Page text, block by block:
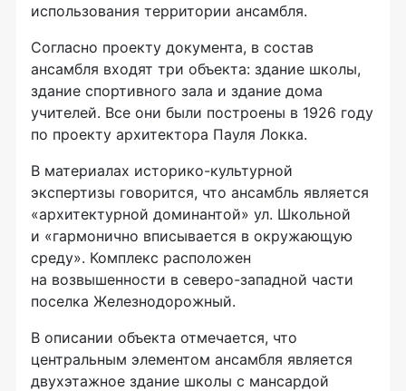
использования территории ансамбля.
Согласно проекту документа, в состав
ансамбля входят три объекта: здание школы,
здание спортивного зала и здание дома
учителей. Все они были построены в 1926 году
по проекту архитектора Пауля Локка.
В материалах историко-культурной
экспертизы говорится, что ансамбль является
«архитектурной доминантой» ул. Школьной
и «гармонично вписывается в окружающую
среду». Комплекс расположен
на возвышенности в северо-западной части
поселка Железнодорожный.
В описании объекта отмечается, что
центральным элементом ансамбля является
двухэтажное здание школы с мансардой